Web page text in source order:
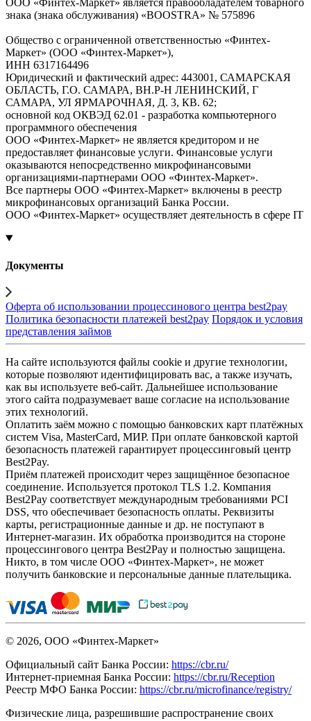
знака (знака обслуживания) «BOOSTRA» № 575896
Общество с ограниченной ответственностью «Финтех-
Маркет» (ООО «Финтех-Маркет»),
ИНН 6317164496
Юридический и фактический адрес: 443001, САМАРСКАЯ
ОБЛАСТЬ, Г.О. САМАРА, ВН.Р-Н ЛЕНИНСКИЙ, Г
САМАРА, УЛ ЯРМАРОЧНАЯ, Д. 3, КВ. 62;
основной код ОКВЭД 62.01 - разработка компьютерного
программного обеспечения
ООО «Финтех-Маркет» не является кредитором и не
предоставляет финансовые услуги. Финансовые услуги
оказываются непосредственно микрофинансовыми
организациями-партнерами ООО «Финтех-Маркет».
Все партнеры ООО «Финтех-Маркет» включены в реестр
микрофинансовых организаций Банка России.
ООО «Финтех-Маркет» осуществляет деятельность в сфере IT
Документы
Оферта об использовании процессинового центра best2pay
Политика безопасности платежей best2pay Порядок и условия
представления займов
На сайте используются файлы cookie и другие технологии,
которые позволяют идентифицировать вас, а также изучать,
как вы используете веб-сайт. Дальнейшее использование
этого сайта подразумевает ваше согласие на использование
этих технологий.
Оплатить заём можно с помощью банковских карт платёжных
систем Visa, MasterCard, МИР. При оплате банковской картой
безопасность платежей гарантирует процессинговый центр
Best2Pay.
Приём платежей происходит через защищённое безопасное
соединение. Используется протокол TLS 1.2. Компания
Best2Pay соответствует международным требованиями PCI
DSS, что обеспечивает безопасность оплаты. Реквизиты
карты, регистрационные данные и др. не поступают в
Интернет-магазин. Их обработка производится на стороне
процессингового центра Best2Pay и полностью защищена.
Никто, в том числе ООО «Финтех-Маркет», не может
получить банковские и персональные данные плательщика.
© 2026, ООО «Финтех-Маркет»
Официальный сайт Банка России: https://cbr.ru/
Интернет-приемная Банка России: https://cbr.ru/Reception
Реестр МФО Банка России: https://cbr.ru/microfinance/registry/
Физические лица, разрешившие распространение своих